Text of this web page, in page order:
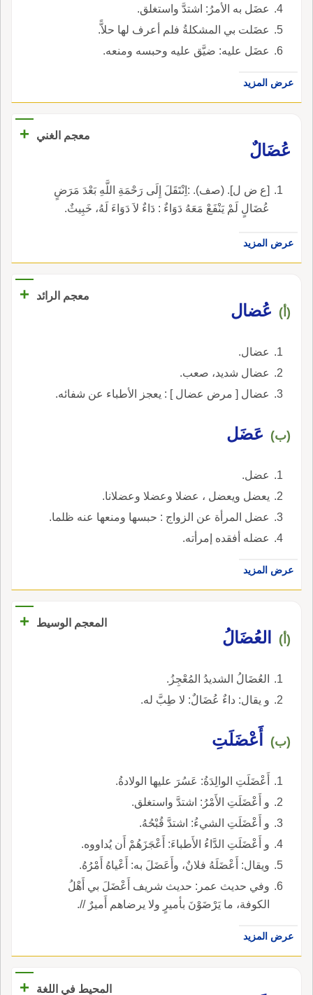
عضَل به الأمرُ: اشتدَّ واستغلق.
عضَلت بي المشكلةُ فلم أعرف لها حلاًّ.
عضَل عليه: ضيَّق عليه وحبسه ومنعه.
عرض المزيد
معجم الغني
+
عُضَالٌ
[ع ض ل]. (صف). :اِنْتَقَلَ إِلَى رَحْمَةِ اللَّهِ بَعْدَ مَرَضٍ
عُضَالٍ لَمْ يَنْفَعْ مَعَهُ دَوَاءٌ : دَاءٌ لاَ دَوَاءَ لَهُ، خَبِيثٌ.
عرض المزيد
معجم الرائد +
(أ) عُضال
عضال.
عضال شديد، صعب.
عضال [ مرض عضال ] : يعجز الأطباء عن شفائه.
(ب) عَضَل
عضل.
يعضل ويعضل ، عضلا وعضلا وعضلانا.
عضل المرأة عن الزواج : حبسها ومنعها عنه ظلما.
عضله أفقده إمرأته.
عرض المزيد
المعجم الوسيط +
(أ) العُضَالُ
العُضَالُ الشديدُ المُعْجِزُ.
و يقال: داءٌ عُضَالٌ: لا طِبَّ له.
(ب) أَعْضَلَتِ
أَعْضَلَتِ الوالِدَةُ: عَسُرَ عليها الولادةُ.
و أَعْضَلَتِ الأَمْرُ: اشتدَّ واستغلق.
و أَعْضَلَتِ الشيءُ: اشتدَّ قُبْحُهُ.
و أَعْضَلَتِ الدَّاءُ الأَطباءَ: أَعْجَزَهُمْ أَن يُداووه.
ويقال: أَعْضَلَهُ فلانٌ، وأَعَضَلَ به: أَعْياهُ أَمْرُهُ.
وفي حديث عمر: حديث شريف أَعْضَلَ بي أَهْلُ
الكوفة، ما يَرْضَوْنَ بأميرٍ ولا يرضاهم أَميرٌ //.
عرض المزيد
المحيط في اللغة
+